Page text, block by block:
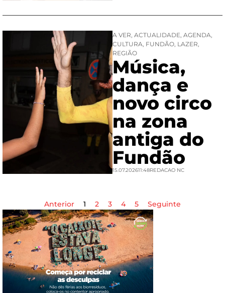
A VER, ACTUALIDADE, AGENDA,
CULTURA, FUNDÃO, LAZER,
REGIÃO
Música,
dança e
novo circo
na zona
antiga do
Fundão
15.07.202611:48REDACAO NC
Anterior 1 2 3 4 5 Seguinte